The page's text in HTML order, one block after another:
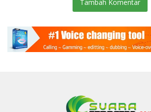
Tambah Komentar